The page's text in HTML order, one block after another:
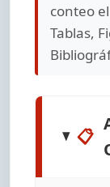
conteo
Tablas,
📋